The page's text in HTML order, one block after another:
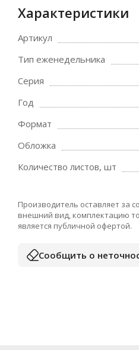
Характеристики
Артикул
Тип еженедельника
Серия
Год
Формат
Обложка
Количество листов, шт
Производитель оставляет за
внешний вид, комплектацию
является публичной офертой.
Сообщить о